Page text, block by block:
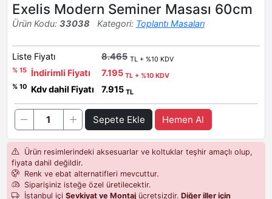
Exelis Modern Seminer Masası 60cm
Ürün Kodu: 33038 Kategori: Toplantı Masaları
Liste Fiyatı 8.465 TL + %10 KDV
% 15
İndirimli Fiyatı 7.195 TL + %10 KDV
% 10
Kdv dahil Fiyatı 7.915 TL
Sepete Ekle Hemen Al
Ürün resimlerindeki aksesuarlar ve koltuklar teşhir amaçlı olup,
fiyata dahil değildir.
Renk ve ebat alternatifleri mevcuttur.
Siparişiniz isteğe özel üretilecektir.
İstanbul içi Sevkiyat ve Montajücretsizdir. Diğer iller için